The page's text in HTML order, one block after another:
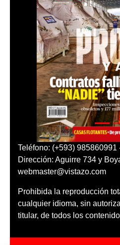
Teléfono: (+593) 985860991
Dirección: Aguirre 734 y
webmaster@vistazo.com
Prohibida la reproducción
cualquier idioma, sin
titular, de todos los